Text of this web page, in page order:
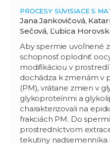
PROCESY SÚVISIACE S
Jana Jankovičová,
Sečová, Ľubica
Aby spermie uvoľnené
schopnosť oplodniť
modifikáciou v
dochádza k zmenám v
(PM), vrátane zmien v
glykoproteínmi a
charakterizovali na
frakciách PM. Do
prostredníctvom
tekutiny nadsemenníka